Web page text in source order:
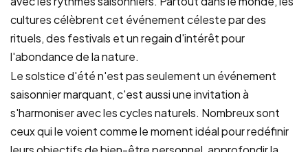
cultures célèbrent cet événement céleste par des
rituels, des festivals et un regain d'intérêt pour
l'abondance de la nature.
Le solstice d'été n'est pas seulement un événement
saisonnier marquant, c'est aussi une invitation à
s'harmoniser avec les cycles naturels. Nombreux sont
ceux qui le voient comme le moment idéal pour redéfinir